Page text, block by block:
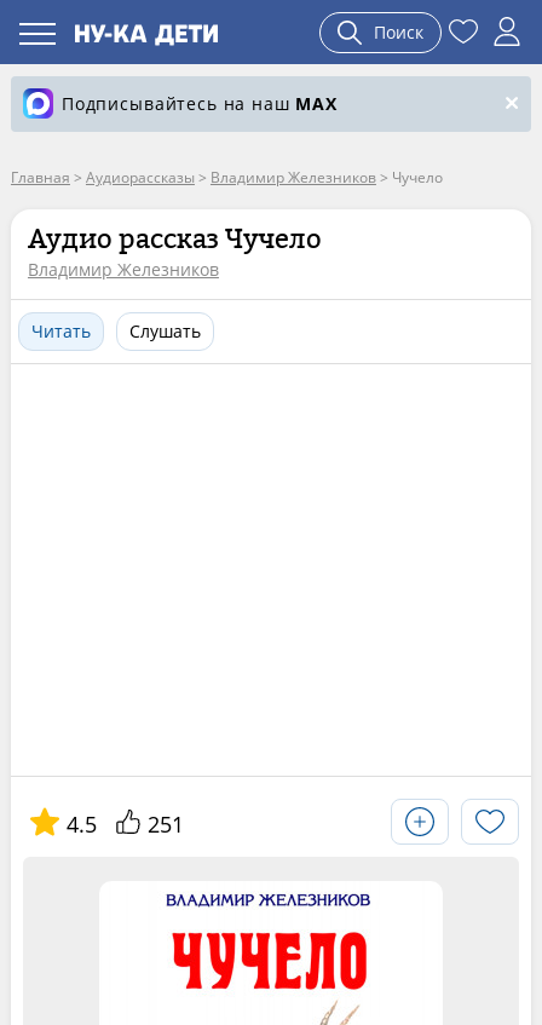
Поиск
Подписывайтесь на наш MAX
Главная > Аудиорассказы > Владимир Железников> Чучело
Аудио рассказ Чучело
Владимир Железников
Читать Слушать
4.5 251